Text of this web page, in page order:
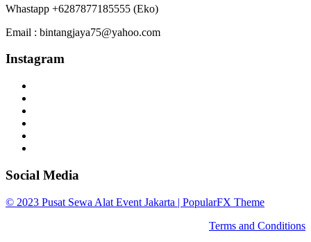
Whastapp +6287877185555 (Eko)
Email : bintangjaya75@yahoo.com
Instagram
Social Media
© 2023 Pusat Sewa Alat Event Jakarta | PopularFX Theme
Terms and Conditions